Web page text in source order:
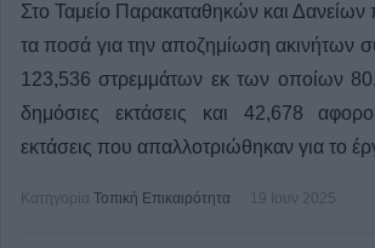
Στο Ταμείο Παρακαταθηκών και Δανείων
τα ποσά για την αποζημίωση ακινήτων
123,536 στρεμμάτων εκ των οποίων
δημόσιες εκτάσεις και 42,678
εκτάσεις που απαλλοτριώθηκαν για το
Κατηγορία Τοπική Επικαιρότητα 19 Ιουν 2025